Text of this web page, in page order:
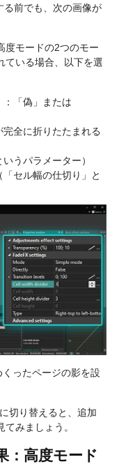
る前でも、次の画像が
度モードの2つのモー
ている場合、以下を選
「偽」または
全に折りたたまれる
うパラメーター）
セル幅の仕切り」と
くったページの影を設
切り替えると、追加
みましょう。
：高度モード